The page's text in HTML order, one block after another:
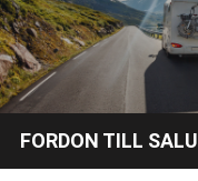
FORDON TILL SALU